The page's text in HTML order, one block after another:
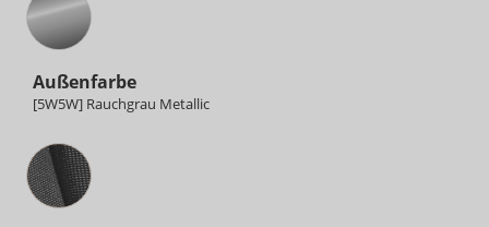
Außenfarbe
[5W5W] Rauchgrau Metallic
Innenausstattung